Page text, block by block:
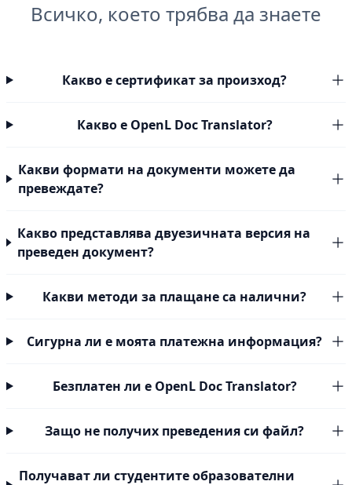
Всичко, което трябва да знаете
Какво е сертификат за произход?
Какво е OpenL Doc Translator?
Какви формати на документи можете да
превеждате?
Какво представлява двуезичната версия на
преведен документ?
Какви методи за плащане са налични?
Сигурна ли е моята платежна информация?
Безплатен ли е OpenL Doc Translator?
Защо не получих преведения си файл?
Получават ли студентите образователни